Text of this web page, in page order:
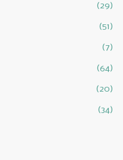
(29)
(51)
(7)
(64)
(20)
(34)